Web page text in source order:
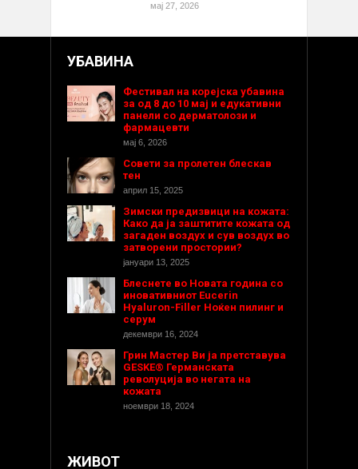
мај 27, 2026
УБАВИНА
Фестивал на корејска убавина
за од 8 до 10 мај и едукативни
панели со дерматолози и
фармацевти
мај 6, 2026
Совети за пролетен блескав
тен
април 15, 2025
Зимски предизвици на кожата:
Како да ја заштитите кожата од
загаден воздух и сув воздух во
затворени простории?
јануари 13, 2025
Блеснете во Новата година со
иновативниот Eucerin
Hyaluron-Filler Ноќен пилинг и
серум
декември 16, 2024
Грин Мастер Ви ја претставува
GESKE® Германската
револуција во негата на
кожата
ноември 18, 2024
ЖИВОТ